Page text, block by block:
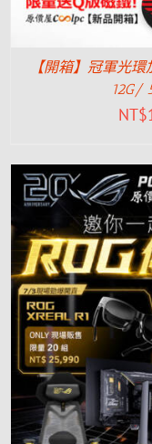
【開箱】冠軍光
12G/
NT$